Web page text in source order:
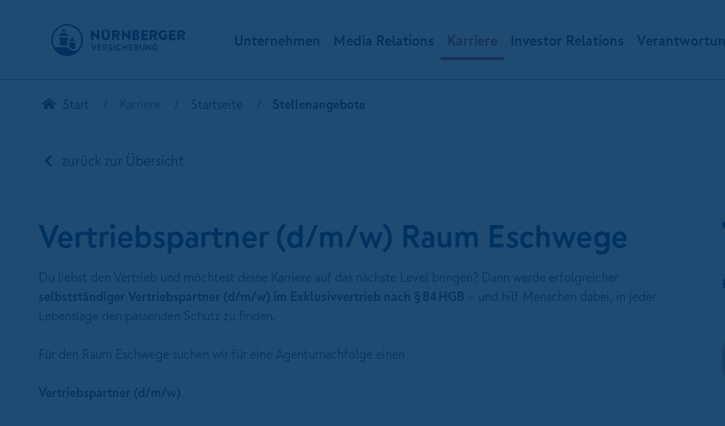
Unternehmen Media Relations Karriere Investor Relations
Start Karriere Startseite Stellenangebote
zurück zur Übersicht
Vertriebspartner (d/m/w) Raum Eschwege